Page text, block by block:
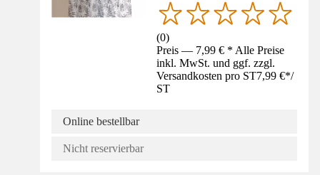
(0)
Preis — 7,99 € * Alle Preise
inkl. MwSt. und ggf. zzgl.
Versandkosten pro ST7,99 €*/
ST
Online bestellbar
Nicht reservierbar